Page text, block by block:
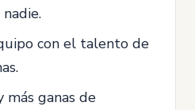
con el talento de
más ganas de